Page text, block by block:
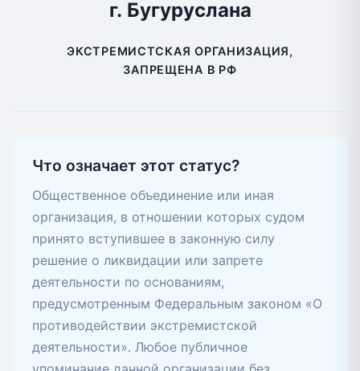
г. Бугуруслана
ЭКСТРЕМИСТСКАЯ ОРГАНИЗАЦИЯ,
ЗАПРЕЩЕНА В РФ
Что означает этот статус?
Общественное объединение или иная
организация, в отношении которых судом
принято вступившее в законную силу
решение о ликвидации или запрете
деятельности по основаниям,
предусмотренным Федеральным законом «О
противодействии экстремистской
деятельности». Любое публичное